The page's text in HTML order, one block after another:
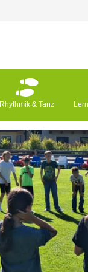
Rhythmik & Tanz